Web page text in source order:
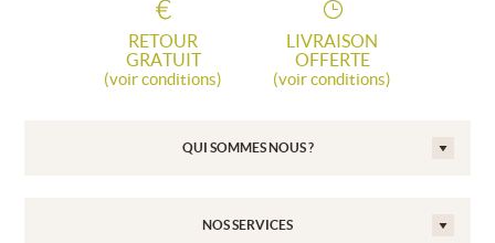
RETOUR
GRATUIT
(voir conditions)
LIVRAISON
OFFERTE
(voir conditions)
QUI SOMMES NOUS ?
NOS SERVICES